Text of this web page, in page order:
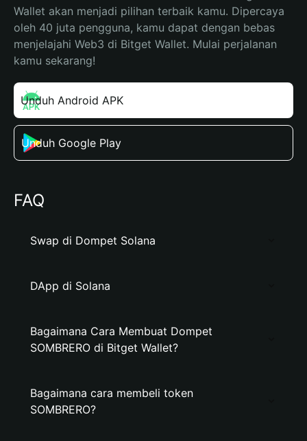
Wallet akan menjadi pilihan terbaik kamu. Dipercaya
oleh 40 juta pengguna, kamu dapat dengan bebas
menjelajahi Web3 di Bitget Wallet. Mulai perjalanan
kamu sekarang!
Unduh Android APK
Unduh Google Play
FAQ
Swap di Dompet Solana
DApp di Solana
Bagaimana Cara Membuat Dompet
SOMBRERO di Bitget Wallet?
Bagaimana cara membeli token
SOMBRERO?